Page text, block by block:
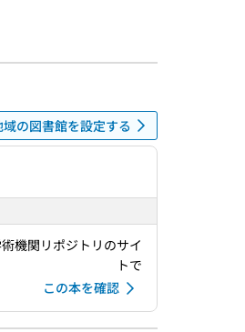
域の図書館を設定する
機関リポジトリのサイ
トで
この本を確認